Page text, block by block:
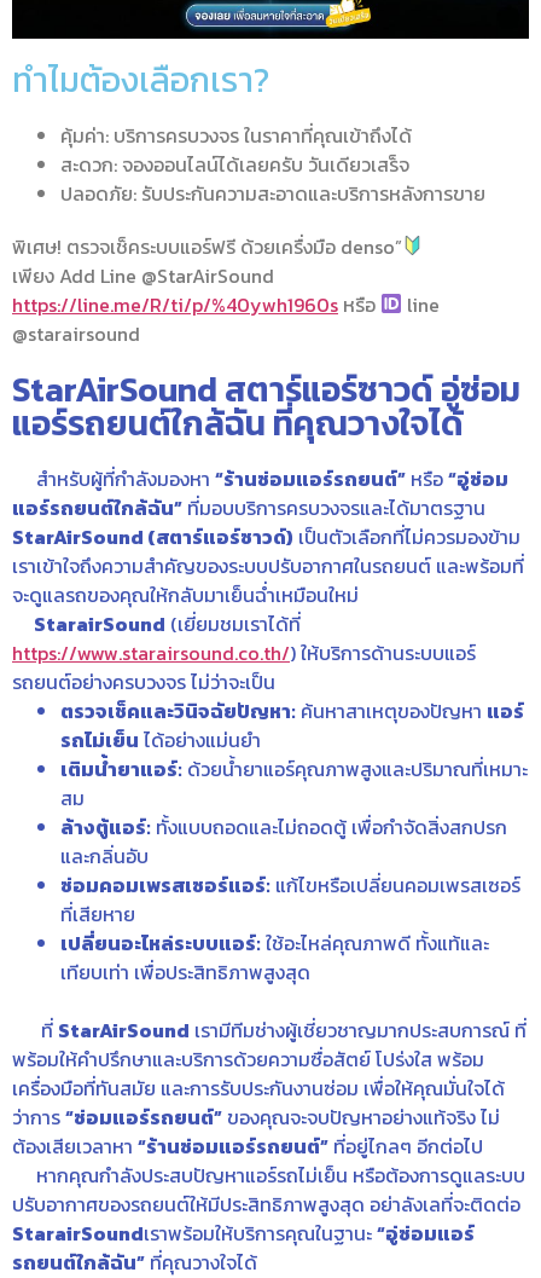
ทำไมต้องเลือกเรา?
คุ้มค่า: บริการครบวงจร ในราคาที่คุณเข้าถึงได้
สะดวก: จองออนไลน์ได้เลยครับ วันเดียวเสร็จ
ปลอดภัย: รับประกันความสะอาดและบริการหลังการขาย
พิเศษ! ตรวจเช็คระบบแอร์ฟรี ด้วยเครื่งมือ denso”
เพียง Add Line @StarAirSound
https://line.me/R/ti/p/%40ywh1960s หรือ
line
@starairsound
StarAirSound สตาร์แอร์ซาวด์ อู่ซ่อม
แอร์รถยนต์ใกล้ฉัน ที่คุณวางใจได้
สำหรับผู้ที่กำลังมองหา “ร้านซ่อมแอร์รถยนต์” หรือ“อู่ซ่อม
แอร์รถยนต์ใกล้ฉัน” ที่มอบบริการครบวงจรและได้มาตรฐาน
StarAirSound (สตาร์แอร์ซาวด์) เป็นตัวเลือกที่ไม่ควรมองข้าม
เราเข้าใจถึงความสำคัญของระบบปรับอากาศในรถยนต์ และพร้อมที่
จะดูแลรถของคุณให้กลับมาเย็นฉ่ำเหมือนใหม่
StarairSound (เยี่ยมชมเราได้ที่
https://www.starairsound.co.th/) ให้บริการด้านระบบแอร์
รถยนต์อย่างครบวงจร ไม่ว่าจะเป็น
ตรวจเช็คและวินิจฉัยปัญหา: ค้นหาสาเหตุของปัญหา แอร์
รถไม่เย็น ได้อย่างแม่นยำ
เติมน้ำยาแอร์: ด้วยน้ำยาแอร์คุณภาพสูงและปริมาณที่เหมาะ
สม
ล้างตู้แอร์: ทั้งแบบถอดและไม่ถอดตู้ เพื่อกำจัดสิ่งสกปรก
และกลิ่นอับ
ซ่อมคอมเพรสเซอร์แอร์: แก้ไขหรือเปลี่ยนคอมเพรสเซอร์
ที่เสียหาย
เปลี่ยนอะไหล่ระบบแอร์:ใช้อะไหล่คุณภาพดี ทั้งแท้และ
เทียบเท่า เพื่อประสิทธิภาพสูงสุด
ที่ StarAirSound เรามีทีมช่างผู้เชี่ยวชาญมากประสบการณ์ ที่
พร้อมให้คำปรึกษาและบริการด้วยความซื่อสัตย์ โปร่งใส พร้อม
เครื่องมือที่ทันสมัย และการรับประกันงานซ่อม เพื่อให้คุณมั่นใจได้
ว่าการ“ซ่อมแอร์รถยนต์” ของคุณจะจบปัญหาอย่างแท้จริง ไม่
ต้องเสียเวลาหา “ร้านซ่อมแอร์รถยนต์” ที่อยู่ไกลๆ อีกต่อไป
หากคุณกำลังประสบปัญหาแอร์รถไม่เย็น หรือต้องการดูแลระบบ
ปรับอากาศของรถยนต์ให้มีประสิทธิภาพสูงสุด อย่าลังเลที่จะติดต่อ
StarairSoundเราพร้อมให้บริการคุณในฐานะ“อู่ซ่อมแอร์
รถยนต์ใกล้ฉัน” ที่คุณวางใจได้